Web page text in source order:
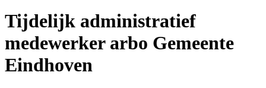
Tijdelijk administratief
medewerker arbo Gemeente
Eindhoven